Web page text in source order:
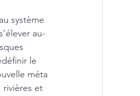
système
au-
le
méta
rivières et